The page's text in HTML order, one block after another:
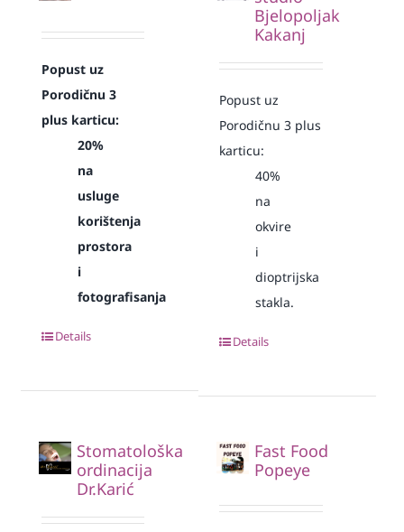
Popust uz
Porodičnu 3
plus karticu:
20%
na
usluge
korištenja
prostora
i
fotografisanja
Details
Bjelopoljak
Kakanj
Popust uz
Porodičnu 3 plus
karticu:
40%
na
okvire
i
dioptrijska
stakla.
Details
Stomatološka
ordinacija
Dr.Karić
Fast Food
Popeye